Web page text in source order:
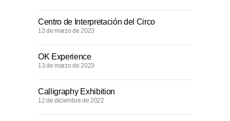
Centro de Interpretación del Circo
13 de marzo de 2023
OK Experience
13 de marzo de 2023
Calligraphy Exhibition
12 de diciembre de 2022